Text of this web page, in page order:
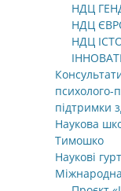
НДЦ
НДЦ
НДЦ
психолого-
підтримки
Наукова
Тимошко
Наукові
Міжнародна